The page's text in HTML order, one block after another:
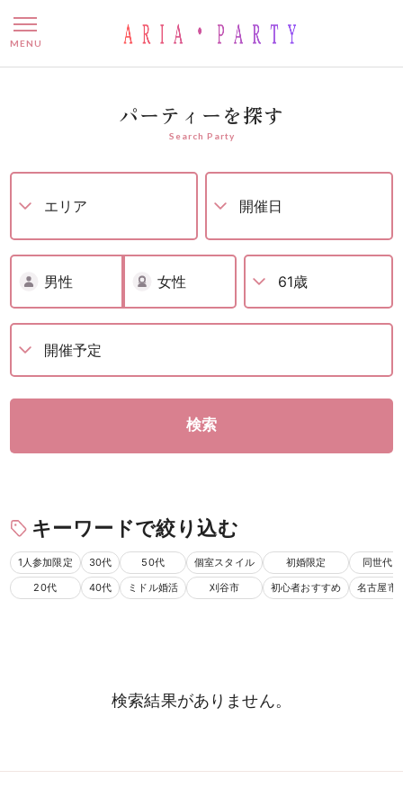
婚活パーティー – 名古屋で婚
MENU
パーティーを探す
Search Party
男性 女性
検索
キーワードで絞り込む
1人参加限定
20代
30代
40代
50代
ミドル婚活
個室スタイル
刈谷市
初婚限定
初心者おすすめ
同世代
名古屋市
検索結果がありません。
男性 女性